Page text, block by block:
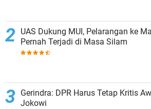
UAS Dukung MUI, Pelarangan ke
Pernah Terjadi di Masa Silam
Gerindra: DPR Harus Tetap Kritis
Jokowi